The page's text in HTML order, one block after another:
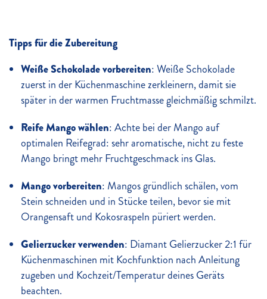
Tipps für die Zubereitung
Weiße Schokolade vorbereiten: Weiße Schokolade
zuerst in der Küchenmaschine zerkleinern, damit sie
später in der warmen Fruchtmasse gleichmäßig schmilzt.
Reife Mango wählen: Achte bei der Mango auf
optimalen Reifegrad: sehr aromatische, nicht zu feste
Mango bringt mehr Fruchtgeschmack ins Glas.
Mango vorbereiten: Mangos gründlich schälen, vom
Stein schneiden und in Stücke teilen, bevor sie mit
Orangensaft und Kokosraspeln püriert werden.
Gelierzucker verwenden: Diamant Gelierzucker 2:1 für
Küchenmaschinen mit Kochfunktion nach Anleitung
zugeben und Kochzeit/Temperatur deines Geräts
beachten.